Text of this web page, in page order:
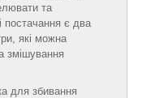
та
постачання є два
які можна
змішування
для збивання